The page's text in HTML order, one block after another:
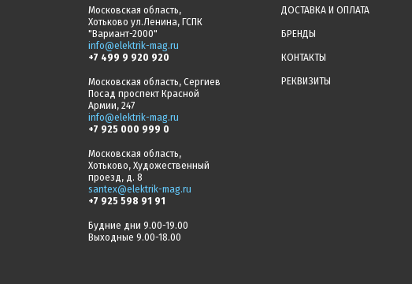
Московская область,
Хотьково ул.Ленина, ГСПК
"Вариант-2000"
info@elektrik-mag.ru
+7 499 9 920 920
Московская область, Сергиев
Посад проспект Красной
Армии, 247
info@elektrik-mag.ru
+7 925 000 999 0
Московская область,
Хотьково, Художественный
проезд, д. 8
santex@elektrik-mag.ru
+7 925 598 91 91
Будние дни 9.00-19.00
Выходные 9.00-18.00
ДОСТАВКА И ОПЛАТА
БРЕНДЫ
КОНТАКТЫ
РЕКВИЗИТЫ